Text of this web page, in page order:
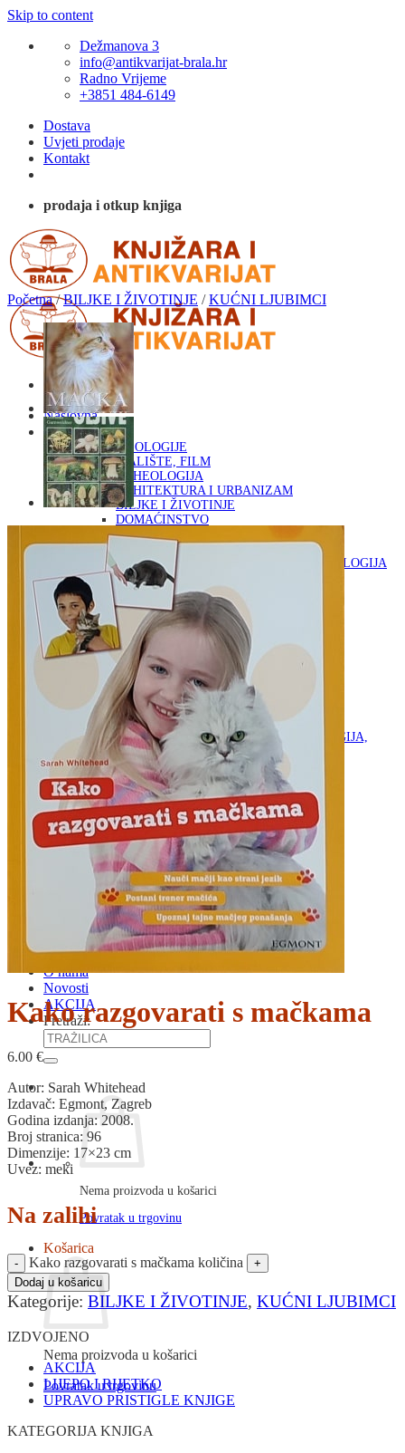
Skip to content
Dežmanova 3
info@antikvarijat-brala.hr
Radno Vrijeme
+3851 484-6149
Dostava
Uvjeti prodaje
Kontakt
prodaja i otkup knjiga
Naslovna
KNJIGE
OD ARHEOLOGIJE
DO KAZALIŠTE, FILM
ARHEOLOGIJA
ARHITEKTURA I URBANIZAM
BILJKE I ŽIVOTINJE
DOMAĆINSTVO
ENCIKLOPEDIJE I LEKSIKONI
ETNOLOGIJA
FILOZOFIJA, SOCIOLOGIJA, ANTROPOLOGIJA
FOTOGRAFIJA
GLAZBENA UMJETNOST
KAZALIŠTE, FILM
OD KNJIŽEVNOST
DO RELIGIJA
KNJIŽEVNOST
LIKOVNA UMJETNOST
LJEKOVITO BILJE I ZDRAVLJE
MITOLOGIJA
POVIJEST I PUBLICISTIKA
PRIRODNE ZNANOSTI
PSIHOLOGIJA, POPULARNA PSIHOLOGIJA,
ALTERNATIVA
RAZNO
RELIGIJA
OD RJEČNIKA
DO ZEMLJOVIDA
RJEČNICI, GRAMATIKE, PRAVOPISI…
ŠAH
SPORT
STRIPOVI
TEHNIČKE ZNANOSTI
TEORIJA I POVIJEST KNJIŽEVNOSTI
VEDUTE
ZAGREB
ZEMLJOVIDI
Otkup knjiga
O nama
Novosti
AKCIJA
Pretraži:
Nema proizvoda u košarici
Povratak u trgovinu
Košarica
Nema proizvoda u košarici
Povratak u trgovinu
Početna / BILJKE I ŽIVOTINJE / KUĆNI LJUBIMCI
Kako razgovarati s mačkama
6.00 €
Autor: Sarah Whitehead
Izdavač: Egmont, Zagreb
Godina izdanja: 2008.
Broj stranica: 96
Dimenzije: 17×23 cm
Uvez: meki
Na zalihi
Kako razgovarati s mačkama količina
Dodaj u košaricu
Kategorije: BILJKE I ŽIVOTINJE, KUĆNI LJUBIMCI
IZDVOJENO
AKCIJA
LIJEPO I RIJETKO
UPRAVO PRISTIGLE KNJIGE
KATEGORIJA KNJIGA